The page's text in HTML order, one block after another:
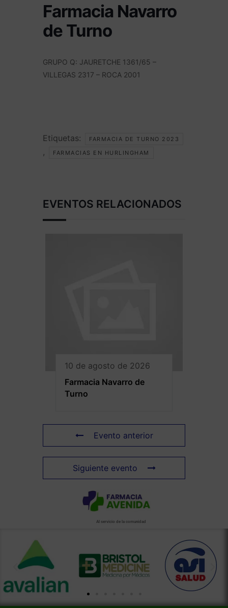
Farmacia Navarro
de Turno
GRUPO Q: JAURETCHE 1361/65 –
VILLEGAS 2317 – ROCA 2001
Etiquetas: FARMACIA DE TURNO 2023
, FARMACIAS EN HURLINGHAM
EVENTOS RELACIONADOS
10 de agosto de 2026
Farmacia Navarro de
Turno
Evento anterior
Siguiente evento
Al servicio de la comunidad